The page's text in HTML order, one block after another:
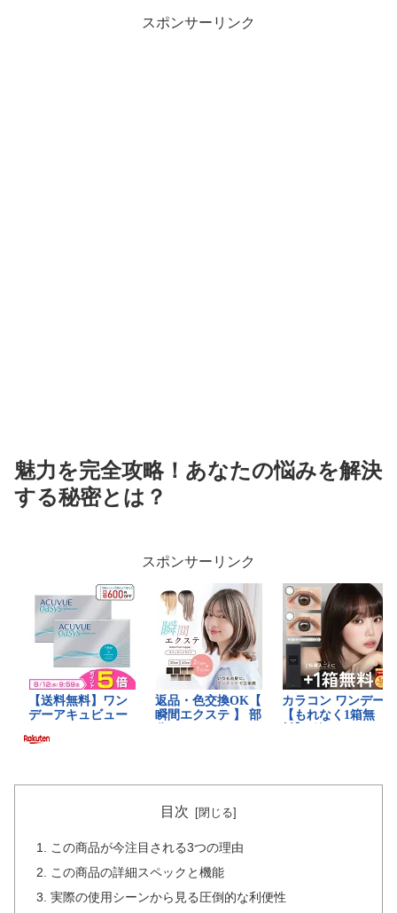
スポンサーリンク
魅力を完全攻略！あなたの悩みを解決
する秘密とは？
スポンサーリンク
目次
この商品が今注目される3つの理由
この商品の詳細スペックと機能
実際の使用シーンから見る圧倒的な利便性